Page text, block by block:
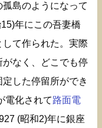
島のようになって
年にこの吾妻橋
して作られた。実際
なく、どこでも停
した停留所ができ
電化されて路面電
(昭和2)年に銀座